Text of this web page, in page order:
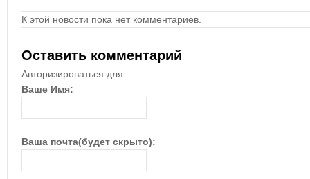
К этой новости пока нет комментариев.
Оставить комментарий
Авторизироваться для
Ваше Имя:
Ваша почта(будет скрыто):